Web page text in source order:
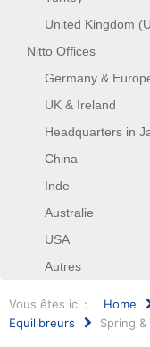
United Kingdom
Nitto Offices
Germany &
UK & Ireland
Headquarters in
China
Inde
Australie
USA
Autres
Vous êtes ici : Home
Equilibreurs
Spring